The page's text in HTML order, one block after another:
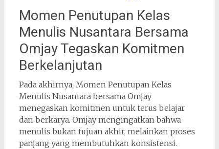
Momen Penutupan Kelas
Menulis Nusantara Bersama
Omjay Tegaskan Komitmen
Berkelanjutan
Pada akhirnya, Momen Penutupan Kelas
Menulis Nusantara bersama Omjay
menegaskan komitmen untuk terus belajar
dan berkarya. Omjay mengingatkan bahwa
menulis bukan tujuan akhir, melainkan proses
panjang yang membutuhkan konsistensi.